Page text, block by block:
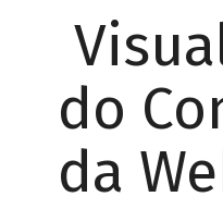
do
da